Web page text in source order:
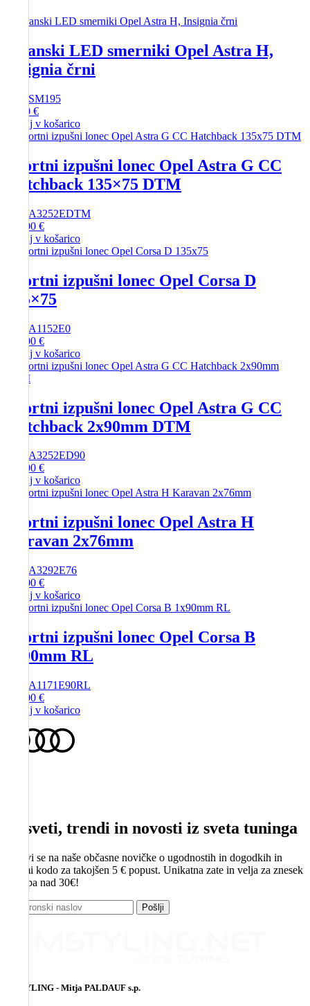
Stranski LED smerniki Opel Astra H,
Insignia črni
SM195
30,00 €
Dodaj v košarico
Športni izpušni lonec Opel Astra G CC
Hatchback 135×75 DTM
A3252EDTM
175,00 €
Dodaj v košarico
Športni izpušni lonec Opel Corsa D
135×75
A1152E0
234,00 €
Dodaj v košarico
Športni izpušni lonec Opel Astra G CC
Hatchback 2x90mm DTM
A3252ED90
200,00 €
Dodaj v košarico
Športni izpušni lonec Opel Astra H
Karavan 2x76mm
A3292E76
292,00 €
Dodaj v košarico
Športni izpušni lonec Opel Corsa B
1x90mm RL
A1171E90RL
188,00 €
Dodaj v košarico
Nasveti, trendi in novosti iz sveta tuninga
Prijavi se na naše občasne novičke o ugodnostih in dogodkih in
prejmi kodo za takojšen 5 € popust. Unikatna zate in velja za znesek
nakupa nad 30€!
Pošlji
MSTYLING - Mitja PALDAUF s.p.